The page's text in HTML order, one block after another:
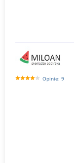
Opinie: 9